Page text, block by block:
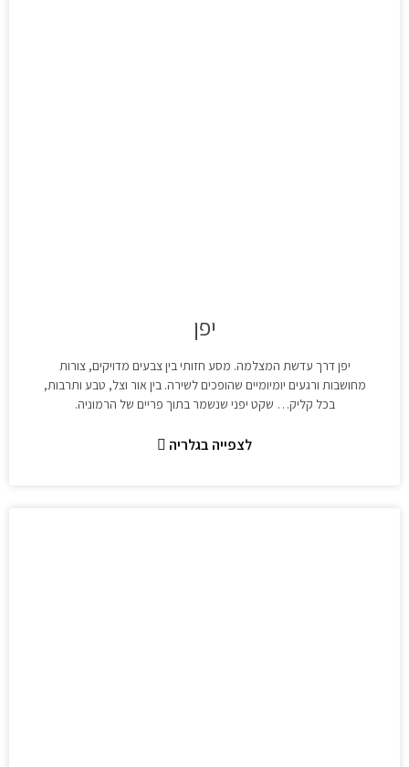
יפן
יפן דרך עדשת המצלמה. מסע חזותי בין צבעים מדויקים, צורות
מחושבות ורגעים יומיומיים שהופכים לשירה. בין אור וצל, טבע ותרבות,
בכל קליק… שקט יפני שנשמר בתוך פריים של הרמוניה.
לצפייה בגלריה